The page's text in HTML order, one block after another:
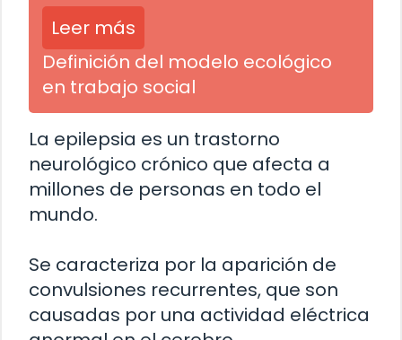
Leer más
Definición del modelo ecológico
en trabajo social
La epilepsia es un trastorno
neurológico crónico que afecta a
millones de personas en todo el
mundo.
Se caracteriza por la aparición de
convulsiones recurrentes, que son
causadas por una actividad eléctrica